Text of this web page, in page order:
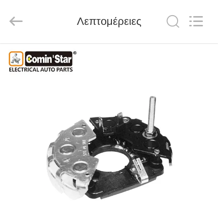
ΣΠΊΤΙ
ΕΜΦΆΝΙΣΗ
ΠΕΡΊΠΟΥ
Co.,
Reserved.
Λεπτομέρειες